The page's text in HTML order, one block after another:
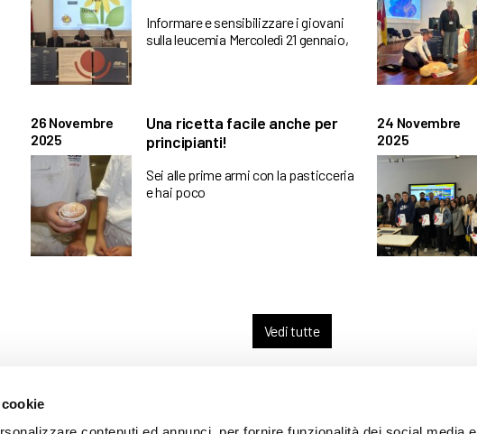
Informare e sensibilizzare i giovani
sulla leucemia Mercoledì 21 gennaio,
26 Novembre
2025
Una ricetta facile anche per
principianti!
Sei alle prime armi con la pasticceria
e hai poco
24 Novembre
2025
Vedi tutte